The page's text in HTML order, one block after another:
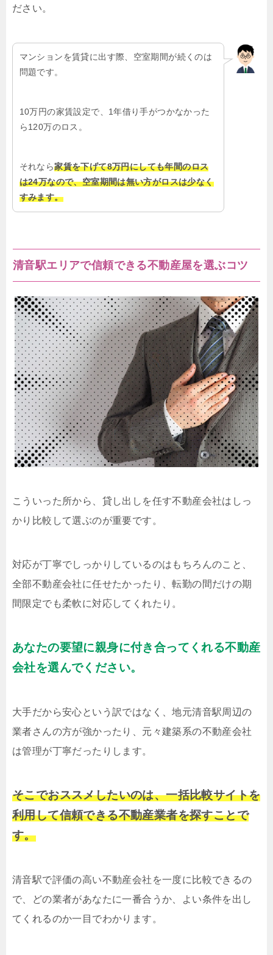
ださい。
マンションを賃貸に出す際、空室期間が続くのは
問題です。
10万円の家賃設定で、1年借り手がつかなかった
ら120万のロス。
それなら家賃を下げて8万円にしても年間のロス
は24万なので、空室期間は無い方がロスは少なく
すみます。
清音駅エリアで信頼できる不動産屋を選ぶコツ
こういった所から、貸し出しを任す不動産会社はしっ
かり比較して選ぶのが重要です。
対応が丁寧でしっかりしているのはもちろんのこと、
全部不動産会社に任せたかったり、転勤の間だけの期
間限定でも柔軟に対応してくれたり。
あなたの要望に親身に付き合ってくれる不動産
会社を選んでください。
大手だから安心という訳ではなく、地元清音駅周辺の
業者さんの方が強かったり、元々建築系の不動産会社
は管理が丁寧だったりします。
そこでおススメしたいのは、一括比較サイトを
利用して信頼できる不動産業者を探すことで
す。
清音駅で評価の高い不動産会社を一度に比較できるの
で、どの業者があなたに一番合うか、よい条件を出し
てくれるのか一目でわかります。